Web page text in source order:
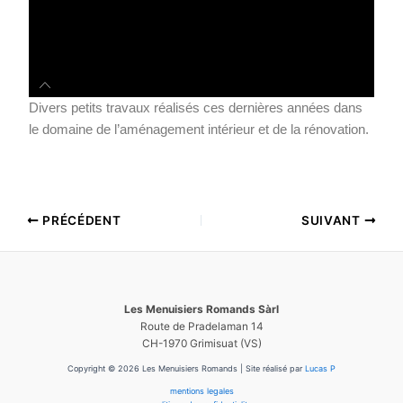
Divers petits travaux réalisés ces dernières années dans
le domaine de l’aménagement intérieur et de la rénovation.
PRÉCÉDENT SUIVANT
Les Menuisiers Romands Sàrl
Route de Pradelaman 14
CH-1970 Grimisuat (VS)
Copyright © 2026 Les Menuisiers Romands | Site réalisé parLucas P
mentions legales